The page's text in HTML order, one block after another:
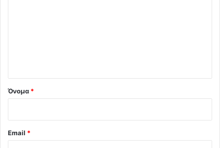
Όνομα *
Email *